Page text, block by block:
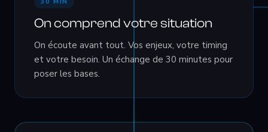
On comprend votre situation
On écoute avant tout. Vos enjeux, votre timing
et votre besoin. Un échange de 30 minutes pour
poser les bases.